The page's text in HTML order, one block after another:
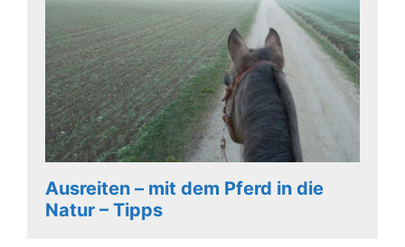
Ausreiten – mit dem Pferd in die
Natur – Tipps